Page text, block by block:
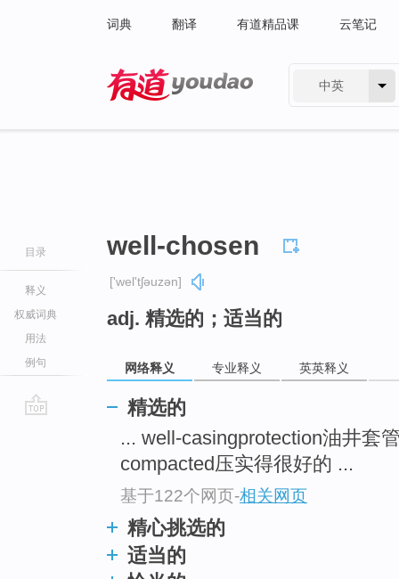
词典 翻译 有道精品课 云笔记
中英
目录
释义
权威词典
用法
例句
well-chosen
['wel'tʃəuzən]
adj. 精选的；适当的
网络释义 专业释义 英英释义
精选的
... well-casingprotection油井套
compacted压实得很好的 ...
基于122个网页-相关网页
精心挑选的
适当的